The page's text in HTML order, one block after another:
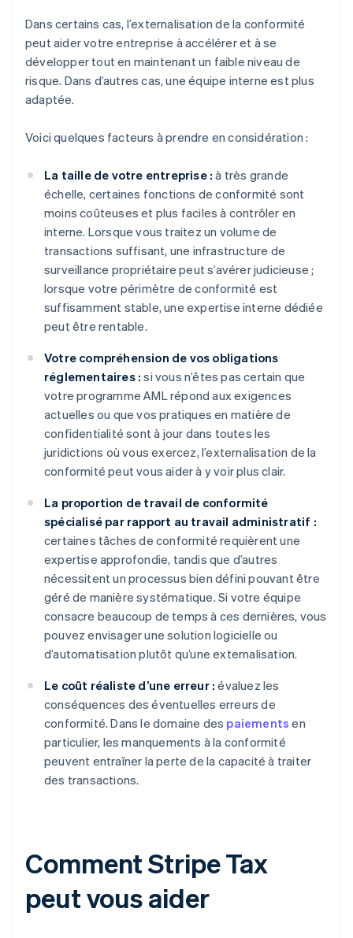
Dans certains cas, l’externalisation de la conformité
peut aider votre entreprise à accélérer et à se
développer tout en maintenant un faible niveau de
risque. Dans d’autres cas, une équipe interne est plus
adaptée.
Voici quelques facteurs à prendre en considération :
La taille de votre entreprise : à très grande
échelle, certaines fonctions de conformité sont
moins coûteuses et plus faciles à contrôler en
interne. Lorsque vous traitez un volume de
transactions suffisant, une infrastructure de
surveillance propriétaire peut s’avérer judicieuse ;
lorsque votre périmètre de conformité est
suffisamment stable, une expertise interne dédiée
peut être rentable.
Votre compréhension de vos obligations
réglementaires : si vous n’êtes pas certain que
votre programme AML répond aux exigences
actuelles ou que vos pratiques en matière de
confidentialité sont à jour dans toutes les
juridictions où vous exercez, l’externalisation de la
conformité peut vous aider à y voir plus clair.
La proportion de travail de conformité
spécialisé par rapport au travail administratif :
certaines tâches de conformité requièrent une
expertise approfondie, tandis que d’autres
nécessitent un processus bien défini pouvant être
géré de manière systématique. Si votre équipe
consacre beaucoup de temps à ces dernières, vous
pouvez envisager une solution logicielle ou
d’automatisation plutôt qu’une externalisation.
Le coût réaliste d’une erreur : évaluez les
conséquences des éventuelles erreurs de
conformité. Dans le domaine des paiements en
particulier, les manquements à la conformité
peuvent entraîner la perte de la capacité à traiter
des transactions.
Comment Stripe Tax
peut vous aider